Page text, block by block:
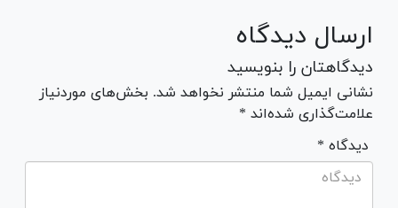
ارسال دیدگاه
دیدگاهتان را بنویسید
نشانی ایمیل شما منتشر نخواهد شد. بخش‌های موردنیاز
علامت‌گذاری شده‌اند *
* دیدگاه